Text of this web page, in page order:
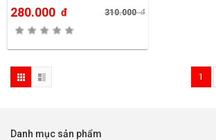
280.000 đ 310.000đ
1
Danh mục sản phẩm